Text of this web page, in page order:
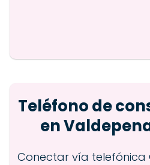
Teléfono de
en
Conectar vía telefónica